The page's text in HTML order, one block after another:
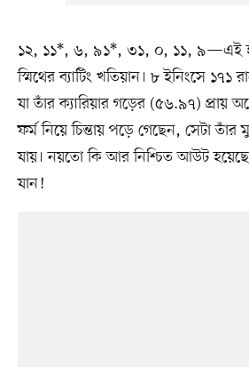
১২, ১১*, ৬, ৯১*, ৩১, ০, ১১, ৯—এই
স্মিথের ব্যাটিং খতিয়ান। ৮ ইনিংসে ১৭১
যা তাঁর ক্যারিয়ার গড়ের (৫৬.৯৭) প্রায়
ফর্ম নিয়ে চিন্তায় পড়ে গেছেন, সেটা
যায়। নয়তো কি আর নিশ্চিত আউট
যান!